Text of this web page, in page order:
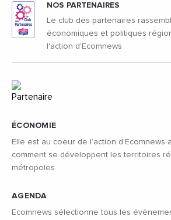
ÉCONOMIE
Elle est au coeur de l’action d’Ecomnews
comment se développent les territoires
métropoles
AGENDA
Ecomnews sélectionne tous les
NOS PARTENAIRES
Le club des partenaires
économiques et politiques
l'action d'Ecomnews